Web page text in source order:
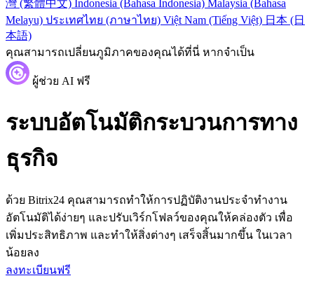
灣 (繁體中文) Indonesia (Bahasa Indonesia) Malaysia (Bahasa
Melayu) ประเทศไทย (ภาษาไทย) Việt Nam (Tiếng Việt) 日本 (日
本語)
คุณสามารถเปลี่ยนภูมิภาคของคุณได้ที่นี่ หากจำเป็น
ผู้ช่วย AI ฟรี
ระบบอัตโนมัติกระบวนการทาง
ธุรกิจ
ด้วย Bitrix24 คุณสามารถทำให้การปฏิบัติงานประจำทำงาน
อัตโนมัติได้ง่ายๆ และปรับเวิร์กโฟลว์ของคุณให้คล่องตัว เพื่อ
เพิ่มประสิทธิภาพ และทำให้สิ่งต่างๆ เสร็จสิ้นมากขึ้น ในเวลา
น้อยลง
ลงทะเบียนฟรี